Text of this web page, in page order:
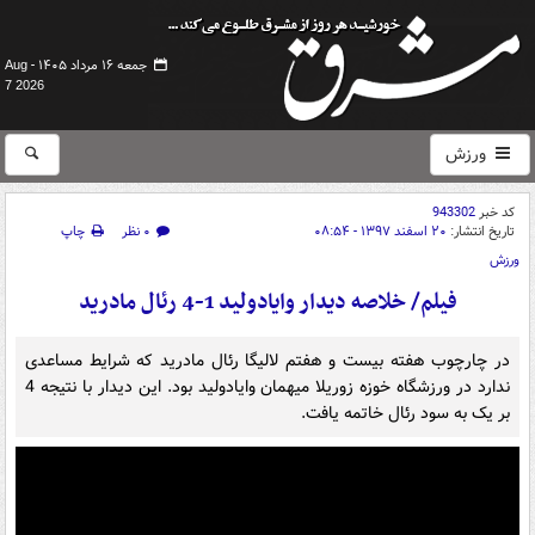
جمعه ۱۶ مرداد ۱۴۰۵ -
Aug
7 2026
ورزش
کد خبر943302
تاریخ انتشار: ۲۰ اسفند ۱۳۹۷ - ۰۸:۵۴ ۰ نظر
چاپ
ورزش
فیلم/ خلاصه دیدار وایادولید 1-4 رئال مادرید
در چارچوب هفته بیست و هفتم لالیگا رئال مادرید که شرایط مساعدی
ندارد در ورزشگاه خوزه زوریلا میهمان وایادولید بود. این دیدار با نتیجه 4
بر یک به سود رئال خاتمه یافت.